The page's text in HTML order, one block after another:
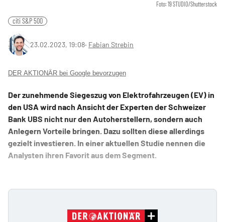
Foto: 19 STUDIO/Shutterstock
citi S&P 500
23.02.2023, 19:08‧ Fabian Strebin
DER AKTIONÄR bei Google bevorzugen
Der zunehmende Siegeszug von Elektrofahrzeugen (EV) in
den USA wird nach Ansicht der Experten der Schweizer
Bank UBS nicht nur den Autoherstellern, sondern auch
Anlegern Vorteile bringen. Dazu sollten diese allerdings
gezielt investieren. In einer aktuellen Studie nennen die
Analysten ihren Favorit aus dem Segment.